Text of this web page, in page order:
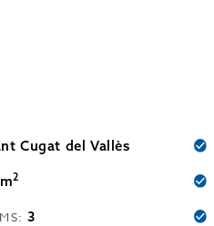
Cugat del Vallès
2
3